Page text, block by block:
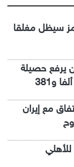
سيظل مغلقا
يرفع حصيلة
مع إيران